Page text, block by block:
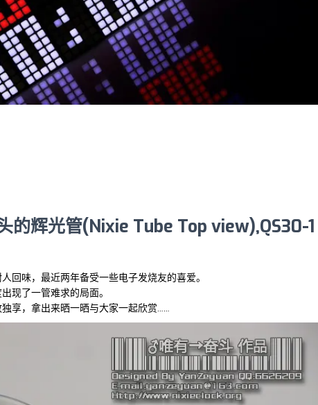
的辉光管(Nixie Tube Top view),QS30-1
回味，最近两年备受一些电子发烧友的喜爱。
现了一管难求的局面。
享，拿出来晒一晒与大家一起欣赏……